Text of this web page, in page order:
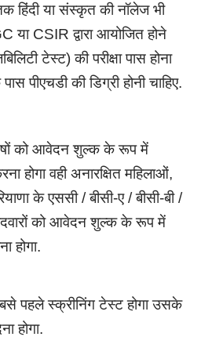
हिंदी या संस्कृत की नॉलेज भी
या CSIR द्वारा आयोजित होने
टेस्ट) की परीक्षा पास होना
पीएचडी की डिग्री होनी चाहिए.
को आवेदन शुल्क के रूप में
होगा वही अनारक्षित महिलाओं,
के एससी / बीसी-ए / बीसी-बी /
को आवेदन शुल्क के रूप में
होगा.
पहले स्क्रीनिंग टेस्ट होगा उसके
होगा.